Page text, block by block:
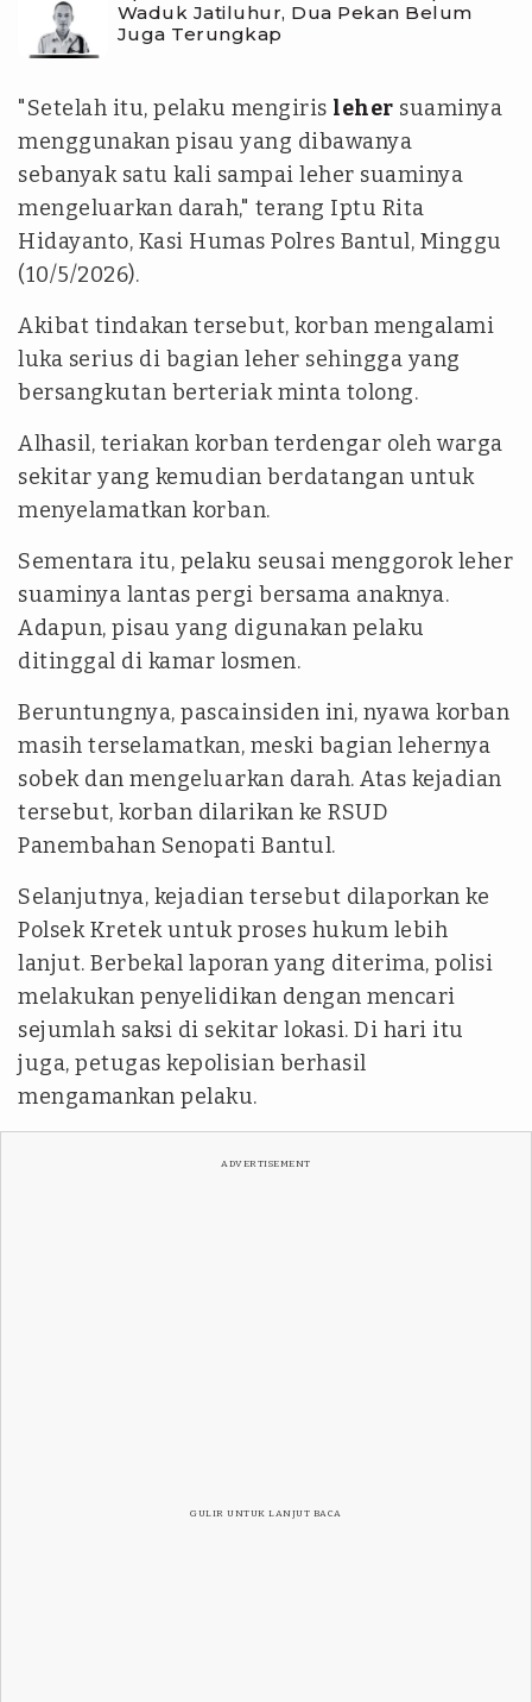
Waduk Jatiluhur, Dua Pekan Belum
Juga Terungkap
"Setelah itu, pelaku mengiris leher suaminya
menggunakan pisau yang dibawanya
sebanyak satu kali sampai leher suaminya
mengeluarkan darah," terang Iptu Rita
Hidayanto, Kasi Humas Polres Bantul, Minggu
(10/5/2026).
Akibat tindakan tersebut, korban mengalami
luka serius di bagian leher sehingga yang
bersangkutan berteriak minta tolong.
Alhasil, teriakan korban terdengar oleh warga
sekitar yang kemudian berdatangan untuk
menyelamatkan korban.
Sementara itu, pelaku seusai menggorok leher
suaminya lantas pergi bersama anaknya.
Adapun, pisau yang digunakan pelaku
ditinggal di kamar losmen.
Beruntungnya, pascainsiden ini, nyawa korban
masih terselamatkan, meski bagian lehernya
sobek dan mengeluarkan darah. Atas kejadian
tersebut, korban dilarikan ke RSUD
Panembahan Senopati Bantul.
Selanjutnya, kejadian tersebut dilaporkan ke
Polsek Kretek untuk proses hukum lebih
lanjut. Berbekal laporan yang diterima, polisi
melakukan penyelidikan dengan mencari
sejumlah saksi di sekitar lokasi. Di hari itu
juga, petugas kepolisian berhasil
mengamankan pelaku.
ADVERTISEMENT
GULIR UNTUK LANJUT BACA